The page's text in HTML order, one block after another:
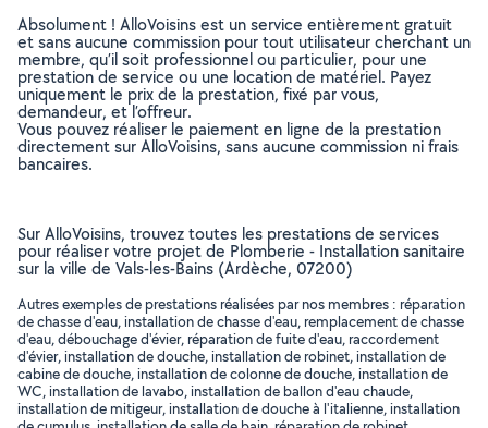
Absolument ! AlloVoisins est un service entièrement gratuit
et sans aucune commission pour tout utilisateur cherchant un
membre, qu’il soit professionnel ou particulier, pour une
prestation de service ou une location de matériel. Payez
uniquement le prix de la prestation, fixé par vous,
demandeur, et l’offreur.
Vous pouvez réaliser le paiement en ligne de la prestation
directement sur AlloVoisins, sans aucune commission ni frais
bancaires.
Sur AlloVoisins, trouvez toutes les prestations de services
pour réaliser votre projet de Plomberie - Installation sanitaire
sur la ville de Vals-les-Bains (Ardèche, 07200)
Autres exemples de prestations réalisées par nos membres : réparation
de chasse d'eau, installation de chasse d'eau, remplacement de chasse
d'eau, débouchage d'évier, réparation de fuite d'eau, raccordement
d'évier, installation de douche, installation de robinet, installation de
cabine de douche, installation de colonne de douche, installation de
WC, installation de lavabo, installation de ballon d'eau chaude,
installation de mitigeur, installation de douche à l'italienne, installation